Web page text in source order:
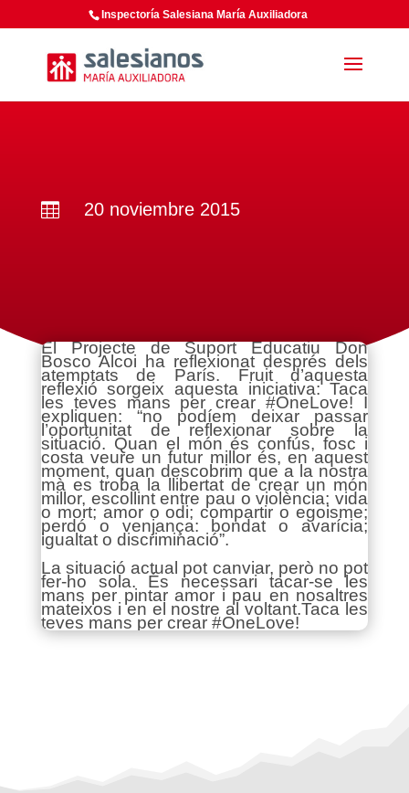
Inspectoría Salesiana María Auxiliadora
 20 noviembre 2015
El Projecte de Suport Educatiu Don
Bosco Alcoi ha reflexionat després dels
atemptats de París. Fruit d’aquesta
reflexió sorgeix aquesta iniciativa: Taca
les teves mans per crear #OneLove! I
expliquen: “no podíem deixar passar
l’oportunitat de reflexionar sobre la
situació. Quan el món és confús, fosc i
costa veure un futur millor és, en aquest
moment, quan descobrim que a la nostra
mà es troba la llibertat de crear un món
millor, escollint entre pau o violència; vida
o mort; amor o odi; compartir o egoisme;
perdó o venjança: bondat o avarícia;
igualtat o discriminació”.
La situació actual pot canviar, però no pot
fer-ho sola. És necessari tacar-se les
mans per pintar amor i pau en nosaltres
mateixos i en el nostre al voltant.Taca les
teves mans per crear #OneLove!